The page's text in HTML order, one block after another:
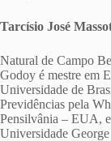
Tarcísio José
Natural de Campo
Godoy é mestre em
Universidade de
Previdências pela
Pensilvânia – EUA,
Universidade